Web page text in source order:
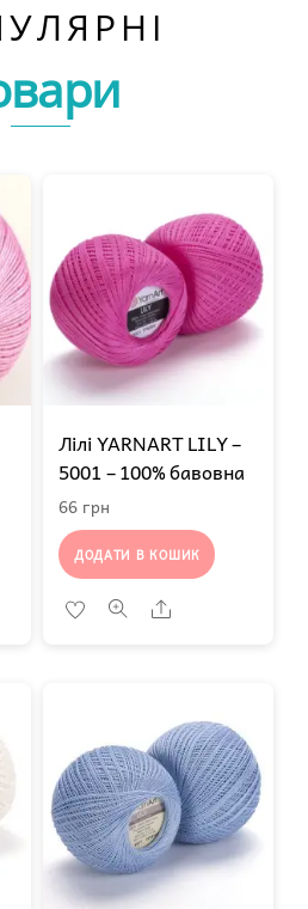
Лілі YARNART LILY –
5001 – 100% бавовна
66 грн
ДОДАТИ В КОШИК
Share